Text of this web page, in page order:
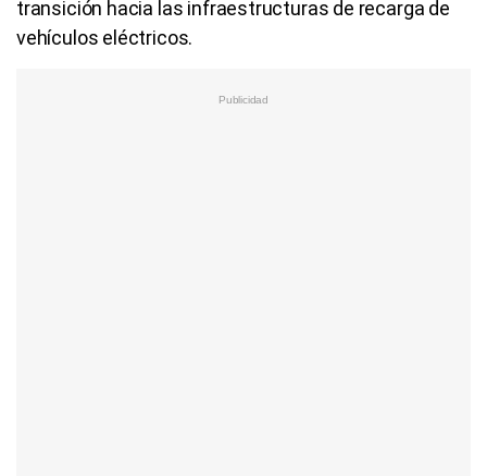
transición hacia las infraestructuras de recarga de
vehículos eléctricos.